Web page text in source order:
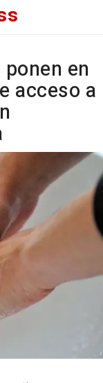
en
acceso a